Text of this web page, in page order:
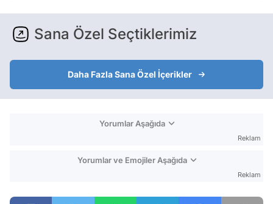
Sana Özel Seçtiklerimiz
Daha Fazla Sana Özel İçerikler
Yorumlar Aşağıda
Reklam
Yorumlar ve Emojiler Aşağıda
Reklam